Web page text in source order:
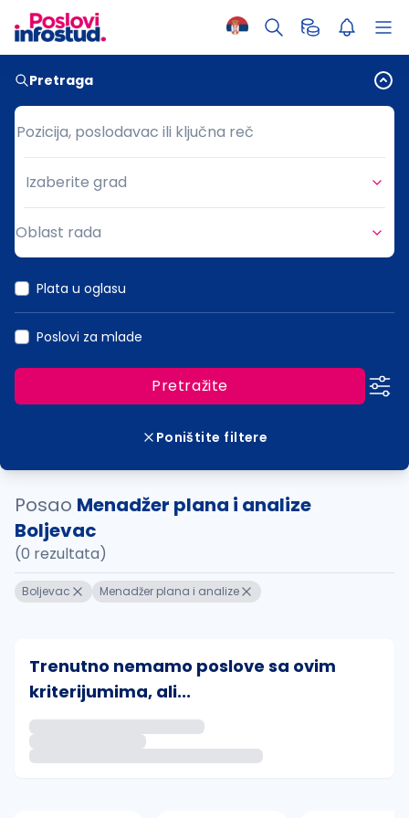
Pretraga
Pozicija, poslodavac ili ključna reč
Pozicija, poslodavac ili ključna reč
Grad
Izaberite grad
Oblast rada
Plata u oglasu
Poslovi za mlade
Pretražite
Poništite filtere
Posao Menadžer plana i analize
Boljevac
(0 rezultata)
Boljevac Menadžer plana i analize
Trenutno nemamo poslove sa ovim
kriterijumima, ali...